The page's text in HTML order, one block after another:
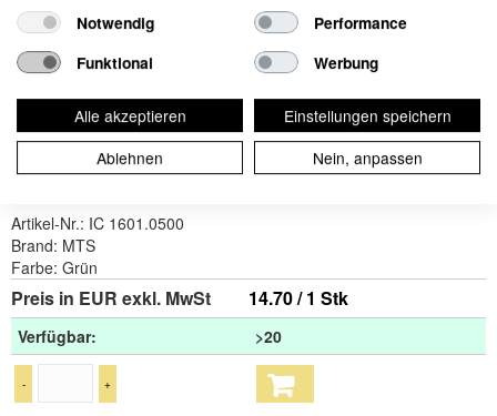
Ecoshine Enhancer ist eine wasserbasierte, VOC-freie
Nanotechnologie-Hybrid-Schnell- Reinigungsformulierung mit
hervorragender dauerhafter hydrophober und glanzsteigernder
Wirkung, die sicher auf alle Teilen Ihres Fahrzeugs aufgetragen
werden kann. Es schafft eine geschützte Oberfläche, die glatt und
glänzend ist. Ecoshine Enhancer kann verwendet werden, wenn
das Fahrzeug trocken ist oder wenn es nach einer Wäsche noch
nass ist. Bei Anwendung nach der Wäsche unterstützt er die
Artikel-Nr.: IC 1601.0500
Brand: MTS
Farbe: Grün
Preis in EUR exkl. MwSt 14.70 / 1 Stk
Verfügbar: >20
- +
Notwendig
Performance
Funktional
Werbung
Alle akzeptieren
Einstellungen speichern
Ablehnen
Nein, anpassen